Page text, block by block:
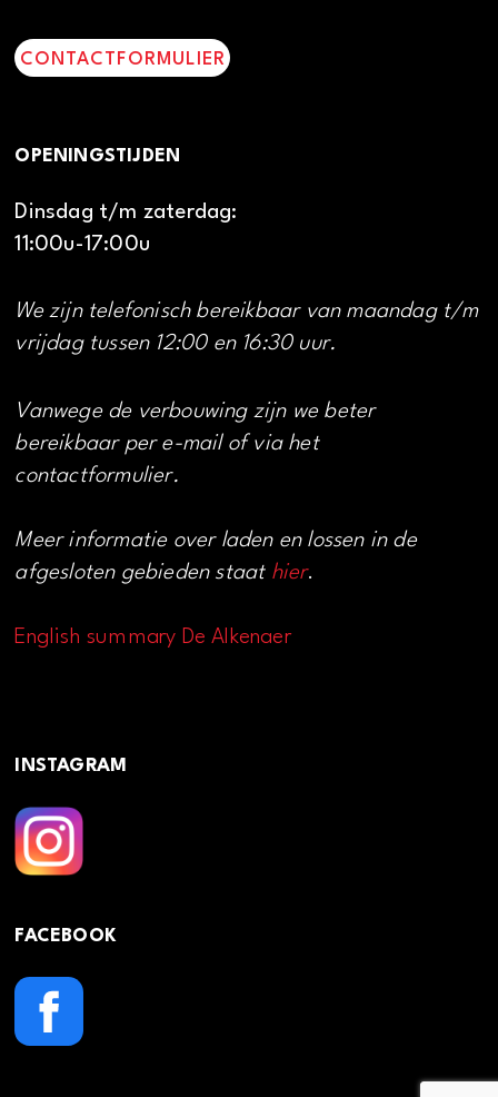
CONTACTFORMULIER
OPENINGSTIJDEN
Dinsdag t/m zaterdag:
11:00u-17:00u
We zijn telefonisch bereikbaar van maandag t/m
vrijdag tussen 12:00 en 16:30 uur.
Vanwege de verbouwing zijn we beter
bereikbaar per e-mail of via het
contactformulier.
Meer informatie over laden en lossen in de
afgesloten gebieden staat hier.
English summary De Alkenaer
INSTAGRAM
FACEBOOK